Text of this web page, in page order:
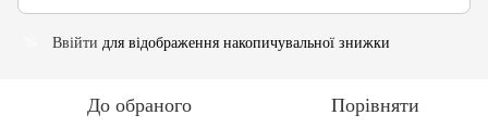
Ввійти для відображення накопичувальної знижки
До обраного Порівняти